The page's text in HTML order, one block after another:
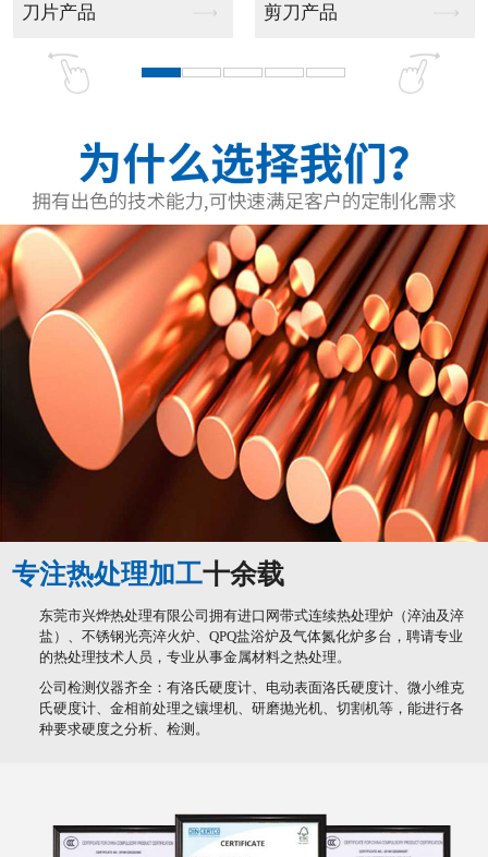
无变形热处理 无变形热处理
专注热处理加工十余载
东莞市兴烨热处理有限公司拥有进口网带式连续热处理炉（淬油及淬
盐）、不锈钢光亮淬火炉、QPQ盐浴炉及气体氮化炉多台，聘请专业
的热处理技术人员，专业从事金属材料之热处理。
公司检测仪器齐全：有洛氏硬度计、电动表面洛氏硬度计、微小维克
氏硬度计、金相前处理之镶埋机、研磨抛光机、切割机等，能进行各
种要求硬度之分析、检测。